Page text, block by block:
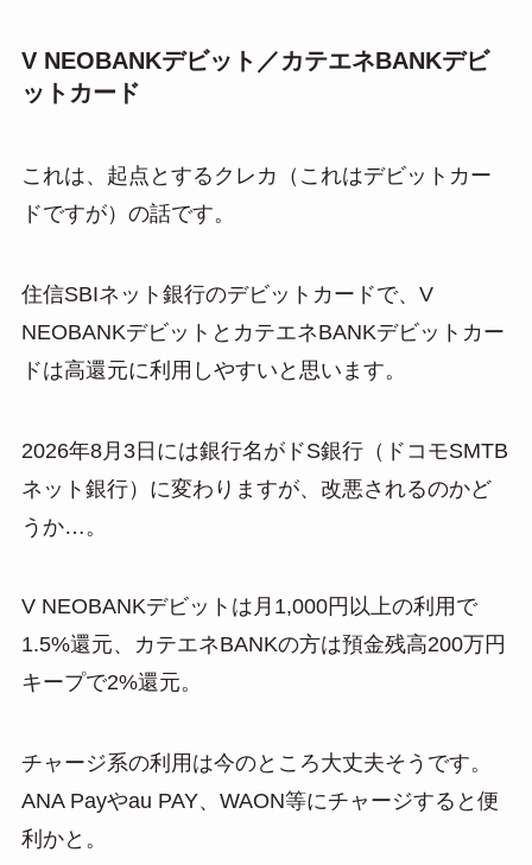
V NEOBANKデビット／カテエネBANKデビ
ットカード
これは、起点とするクレカ（これはデビットカー
ドですが）の話です。
住信SBIネット銀行のデビットカードで、V
NEOBANKデビットとカテエネBANKデビットカー
ドは高還元に利用しやすいと思います。
2026年8月3日には銀行名がドS銀行（ドコモSMTB
ネット銀行）に変わりますが、改悪されるのかど
うか…。
V NEOBANKデビットは月1,000円以上の利用で
1.5%還元、カテエネBANKの方は預金残高200万円
キープで2%還元。
チャージ系の利用は今のところ大丈夫そうです。
ANA Payやau PAY、WAON等にチャージすると便
利かと。